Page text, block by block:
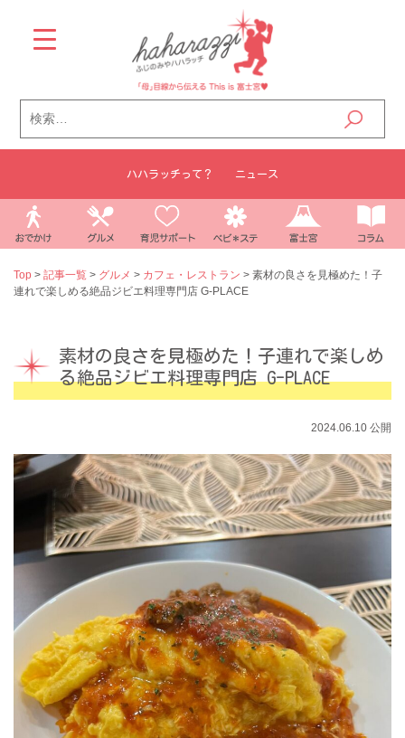
content
ハハラッチって？ ニュース
索:
Top > 記事一覧 > グルメ > カフェ・レストラン > 素材の良さを見極めた！子
連れで楽しめる絶品ジビエ料理専門店 G-PLACE
素材の良さを見極めた！子連れで楽しめ
る絶品ジビエ料理専門店 G-PLACE
2024.06.10 公開